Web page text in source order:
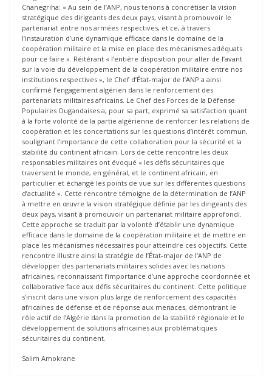
Chanegriha: « Au sein de l’ANP, nous tenons à concrétiser la vision
stratégique des dirigeants des deux pays, visant à promouvoir le
partenariat entre nos armées respectives, et ce, à travers
l’instauration d’une dynamique efficace dans le domaine de la
coopération militaire et la mise en place des mécanismes adéquats
pour ce faire ». Réitérant « l’entière disposition pour aller de l’avant
sur la voie du développement de la coopération militaire entre nos
institutions respectives », le Chef d’État-major de l’ANP a ainsi
confirmé l’engagement algérien dans le renforcement des
partenariats militaires africains. Le Chef des Forces de la Défense
Populaires Ougandaises a, pour sa part, exprimé sa satisfaction quant
à la forte volonté de la partie algérienne de renforcer les relations de
coopération et les concertations sur les questions d’intérêt commun,
soulignant l’importance de cette collaboration pour la sécurité et la
stabilité du continent africain. Lors de cette rencontre les deux
responsables militaires ont évoqué « les défis sécuritaires que
traversent le monde, en général, et le continent africain, en
particulier et échangé les points de vue sur les différentes questions
d’actualité ». Cette rencontre témoigne de la détermination de l’ANP
à mettre en œuvre la vision stratégique définie par les dirigeants des
deux pays, visant à promouvoir un partenariat militaire approfondi.
Cette approche se traduit par la volonté d’établir une dynamique
efficace dans le domaine de la coopération militaire et de mettre en
place les mécanismes nécessaires pour atteindre ces objectifs. Cette
rencontre illustre ainsi la stratégie de l’État-major de l’ANP de
développer des partenariats militaires solides avec les nations
africaines, reconnaissant l’importance d’une approche coordonnée et
collaborative face aux défis sécuritaires du continent. Cette politique
s’inscrit dans une vision plus large de renforcement des capacités
africaines de défense et de réponse aux menaces, démontrant le
rôle actif de l’Algérie dans la promotion de la stabilité régionale et le
développement de solutions africaines aux problématiques
sécuritaires du continent.
Salim Amokrane